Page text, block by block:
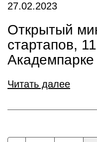
27.02.2023
Открытый
стартапов,
Академпарке
Читать далее